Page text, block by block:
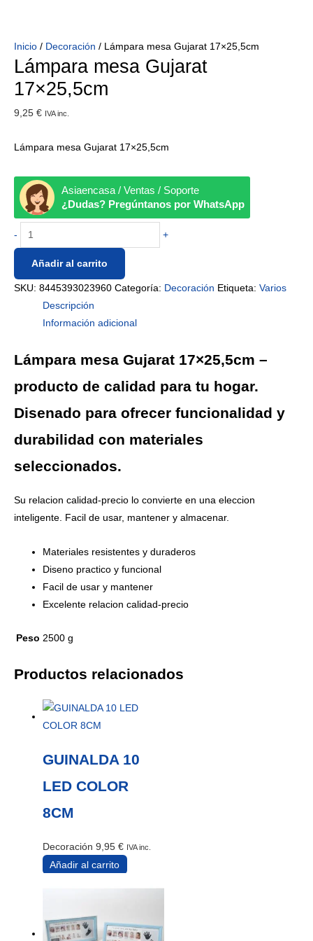
Inicio / Decoración / Lámpara mesa Gujarat 17×25,5cm
Lámpara mesa Gujarat
17×25,5cm
9,25 € IVA inc.
Lámpara mesa Gujarat 17×25,5cm
Asiaencasa / Ventas / Soporte
¿Dudas? Pregúntanos por WhatsApp
- +
Añadir al carrito
SKU: 8445393023960 Categoría: Decoración Etiqueta: Varios
Descripción
Información adicional
Lámpara mesa Gujarat 17×25,5cm –
producto de calidad para tu hogar.
Disenado para ofrecer funcionalidad y
durabilidad con materiales
seleccionados.
Su relacion calidad-precio lo convierte en una eleccion
inteligente. Facil de usar, mantener y almacenar.
Materiales resistentes y duraderos
Diseno practico y funcional
Facil de usar y mantener
Excelente relacion calidad-precio
Peso 2500 g
Productos relacionados
GUINALDA 10
LED COLOR
8CM
Decoración9,95€ IVA inc.
Añadir al carrito